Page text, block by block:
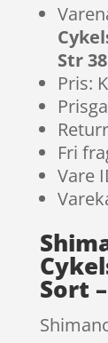
Str 38
Pris:
Fri
Vare
Sort